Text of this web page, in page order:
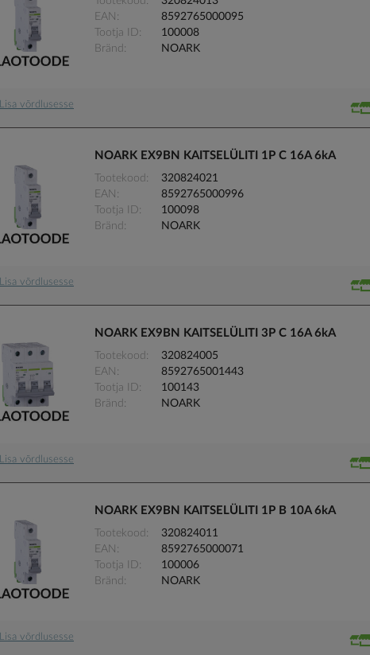
EAN
8592765000095
Tootja ID
100008
Bränd
NOARK
Lisa võrdlusesse
NOARK EX9BN KAITSELÜLITI 1P C 16A 6kA
Tootekood
320824021
EAN
8592765000996
Tootja ID
100098
Bränd
NOARK
Lisa võrdlusesse
NOARK EX9BN KAITSELÜLITI 3P C 16A 6kA
Tootekood
320824005
EAN
8592765001443
Tootja ID
100143
Bränd
NOARK
Lisa võrdlusesse
NOARK EX9BN KAITSELÜLITI 1P B 10A 6kA
Tootekood
320824011
EAN
8592765000071
Tootja ID
100006
Bränd
NOARK
Lisa võrdlusesse